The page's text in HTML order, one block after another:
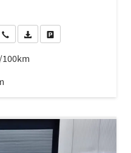
Wir rufen Sie anPDF-Datei, Fahrzeugexposé